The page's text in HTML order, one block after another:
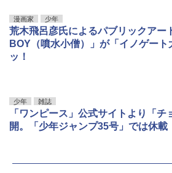
漫画家 少年
荒木飛呂彦氏によるパブリックアー
BOY（噴水小僧）」が「イノゲート
ッ！
少年 雑誌
「ワンピース」公式サイトより「チ
開。「少年ジャンプ35号」では休載